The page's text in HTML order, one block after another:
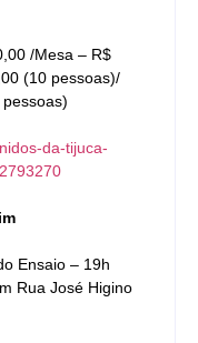
/Mesa – R$
(10 pessoas)/
da-tijuca-
Ensaio – 19h
Rua José Higino